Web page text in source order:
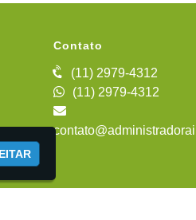
Contato
(11) 2979-4312
(11) 2979-4312